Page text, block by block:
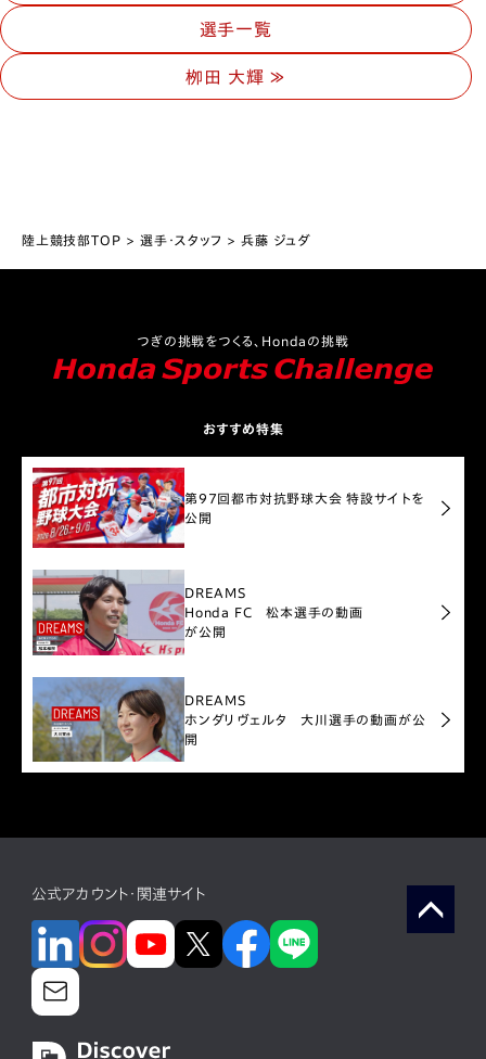
選手一覧
栁田 大輝
陸上競技部TOP 選手・スタッフ 兵藤 ジュダ
つぎの挑戦をつくる、Hondaの挑戦
おすすめ特集
第97回都市対抗野球大会 特設サイトを
公開
DREAMS
Honda FC 松本選手の動画
が公開
DREAMS
ホンダリヴェルタ 大川選手の動画が公
開
公式アカウント・関連サイト